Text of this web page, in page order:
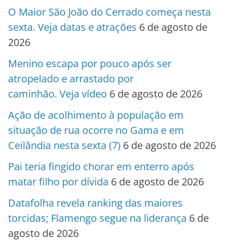
O Maior São João do Cerrado começa nesta
sexta. Veja datas e atrações 6 de agosto de
2026
Menino escapa por pouco após ser
atropelado e arrastado por
caminhão. Veja vídeo 6 de agosto de 2026
Ação de acolhimento à população em
situação de rua ocorre no Gama e em
Ceilândia nesta sexta (7) 6 de agosto de 2026
Pai teria fingido chorar em enterro após
matar filho por dívida 6 de agosto de 2026
Datafolha revela ranking das maiores
torcidas; Flamengo segue na liderança 6 de
agosto de 2026